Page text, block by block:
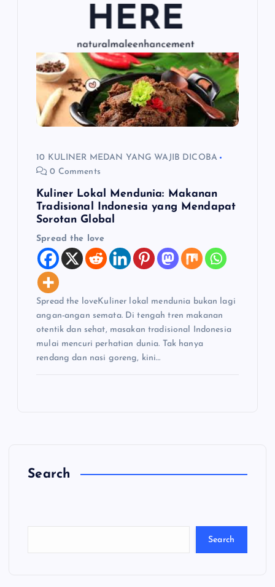
10 KULINER MEDAN YANG WAJIB DICOBA
0 Comments
Kuliner Lokal Mendunia: Makanan
Tradisional Indonesia yang Mendapat
Sorotan Global
Spread the love
Spread the loveKuliner lokal mendunia bukan lagi
angan-angan semata. Di tengah tren makanan
otentik dan sehat, masakan tradisional Indonesia
mulai mencuri perhatian dunia. Tak hanya
rendang dan nasi goreng, kini…
Search
Search